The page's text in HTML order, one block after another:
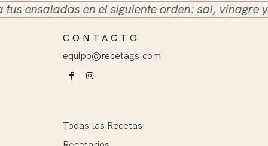
en el siguiente orden: sal, vinagre y
CONTACTO
equipo@recetags.com
Todas las Recetas